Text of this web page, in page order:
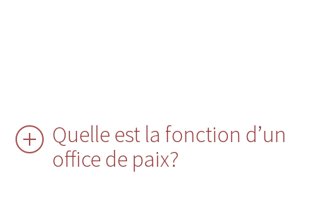
Quelle est la fonction d’un
office de paix?